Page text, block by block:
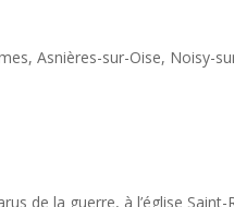
Asnières-sur-Oise,
de la guerre, à l’église Saint-